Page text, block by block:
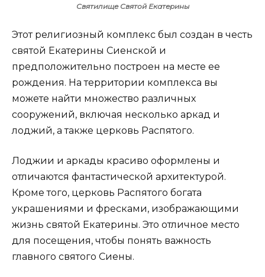
Святилище Святой Екатерины
Этот религиозный комплекс был создан в честь
святой Екатерины Сиенской и
предположительно построен на месте ее
рождения. На территории комплекса вы
можете найти множество различных
сооружений, включая несколько аркад и
лоджий, а также церковь Распятого.
Лоджии и аркады красиво оформлены и
отличаются фантастической архитектурой.
Кроме того, церковь Распятого богата
украшениями и фресками, изображающими
жизнь святой Екатерины. Это отличное место
для посещения, чтобы понять важность
главного святого Сиены.